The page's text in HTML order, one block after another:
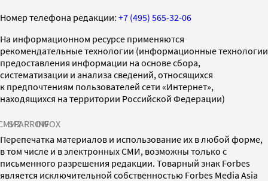
Номер телефона редакции: +7 (495) 565-32-06
На информационном ресурсе применяются
рекомендательные технологии (информационные технологии
предоставления информации на основе сбора,
систематизации и анализа сведений, относящихся
к предпочтениям пользователей сети «Интернет»,
находящихся на территории Российской Федерации)
SPARROWINFOX
Перепечатка материалов и использование их в любой форме,
в том числе и в электронных СМИ, возможны только с
письменного разрешения редакции. Товарный знак Forbes
является исключительной собственностью Forbes Media Asia